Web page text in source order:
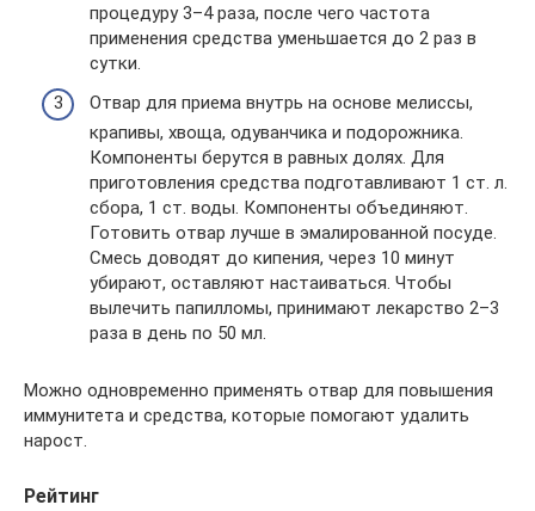
процедуру 3–4 раза, после чего частота
применения средства уменьшается до 2 раз в
сутки.
Отвар для приема внутрь на основе мелиссы,
крапивы, хвоща, одуванчика и подорожника.
Компоненты берутся в равных долях. Для
приготовления средства подготавливают 1 ст. л.
сбора, 1 ст. воды. Компоненты объединяют.
Готовить отвар лучше в эмалированной посуде.
Смесь доводят до кипения, через 10 минут
убирают, оставляют настаиваться. Чтобы
вылечить папилломы, принимают лекарство 2–3
раза в день по 50 мл.
Можно одновременно применять отвар для повышения
иммунитета и средства, которые помогают удалить
нарост.
Рейтинг